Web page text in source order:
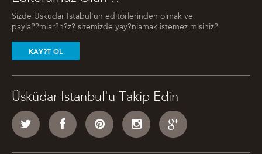
Sizde Üsküdar Istabul'un editörlerinden olmak ve
payla??mlar?n?z? sitemizde yay?nlamak istemez misiniz?
KAY?T OL
Üsküdar Istanbul'u Takip Edin